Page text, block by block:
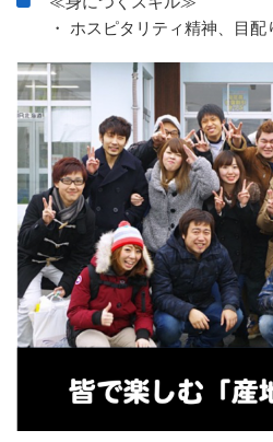
・ ホスピタリティ精神、目